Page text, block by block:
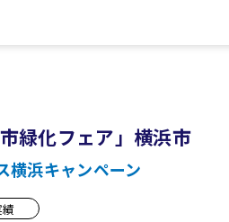
緑化フェア」横浜市
横浜キャンペーン